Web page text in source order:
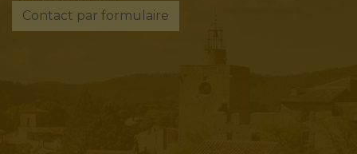
Contact par formulaire